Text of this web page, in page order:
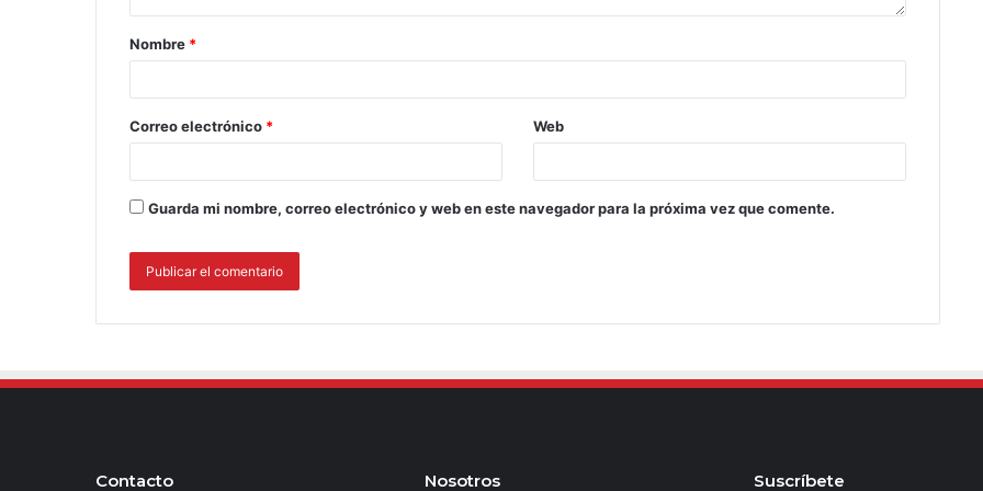
Nombre *
Correo electrónico * Web
Guarda mi nombre, correo electrónico y web en este navegador para la próxima vez que comente.
Contacto Nosotros Suscríbete